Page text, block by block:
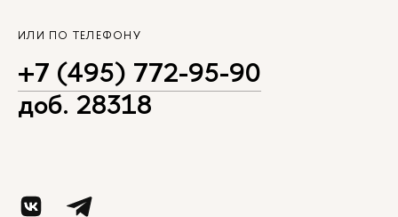
ИЛИ ПО ТЕЛЕФОНУ
+7 (495) 772-95-90
доб. 28318